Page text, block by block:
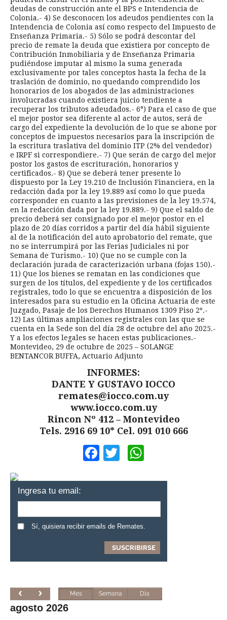
deudas de construcción ante el BPS e Intendencia de
Colonia.- 4) Se desconocen los adeudos pendientes con la
Intendencia de Colonia así como respecto del Impuesto de
Enseñanza Primaria.- 5) Sólo se podrá descontar del
precio de remate la deuda que existiera por concepto de
Contribución Inmobiliaria y de Enseñanza Primaria
pudiéndose imputar al mismo la suma generada
exclusivamente por tales conceptos hasta la fecha de la
traslación de dominio, no quedando comprendido los
honorarios de los abogados de las administraciones
involucradas cuando existiera juicio tendiente a
recuperar los tributos adeudados.- 6°) Para el caso de que
el mejor postor sea diferente al actor de autos, será de
cargo del expediente la devolución de lo que se abone por
conceptos de impuestos necesarios para la inscripción de
la escritura traslativa del dominio ITP (2% del vendedor)
e IRPF si correspondiere.- 7) Que serán de cargo del mejor
postor los gastos de escrituración, honorarios y
certificados.- 8) Que se deberá tener presente lo
dispuesto por la Ley 19.210 de Inclusión Financiera, en la
redacción dada por la ley 19.889 así como lo que pueda
corresponder en cuanto a las previsiones de la ley 19.574,
en la redacción dada por la ley 19.889.- 9) Que el saldo de
precio deberá ser consignado por el mejor postor en el
plazo de 20 días corridos a partir del día hábil siguiente
al de la notificación del auto aprobatorio del remate, que
no se interrumpirá por las Ferias Judiciales ni por
Semana de Turismo.- 10) Que no se cumple con la
declaración jurada de caracterización urbana (fojas 150).-
11) Que los bienes se rematan en las condiciones que
surgen de los títulos, del expediente y de los certificados
registrales, todo lo que se encuentra a disposición de los
interesados para su estudio en la Oficina Actuaria de este
Juzgado, Pasaje de los Derechos Humanos 1309 Piso 2º.-
12) Las últimas ampliaciones registrales con las que se
cuenta en la Sede son del día 28 de octubre del año 2025.-
Y a los efectos legales se hacen estas publicaciones.-
Montevideo, 29 de octubre de 2025 – SOLANGE
BENTANCOR BUFFA, Actuario Adjunto
INFORMES:
DANTE Y GUSTAVO IOCCO
remates@iocco.com.uy
www.iocco.com.uy
Rincon Nº 412 – Montevideo
Tels. 2916 69 10* Cel. 091 010 666
Facebook
Twitter
Ingresa tu email:
Sí, quisiera recibir emails de Remates.
Mes Semana Día
agosto 2026